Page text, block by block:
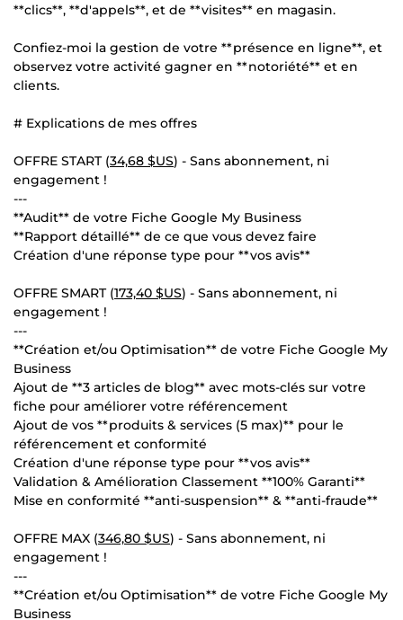
**clics**, **d'appels**, et de **visites** en magasin.
Confiez-moi la gestion de votre **présence en ligne**, et
observez votre activité gagner en **notoriété** et en
clients.
# Explications de mes offres
OFFRE START (34,68 $US) - Sans abonnement, ni
engagement !
---
**Audit** de votre Fiche Google My Business
**Rapport détaillé** de ce que vous devez faire
Création d'une réponse type pour **vos avis**
OFFRE SMART (173,40 $US) - Sans abonnement, ni
engagement !
---
**Création et/ou Optimisation** de votre Fiche Google My
Business
Ajout de **3 articles de blog** avec mots-clés sur votre
fiche pour améliorer votre référencement
Ajout de vos **produits & services (5 max)** pour le
référencement et conformité
Création d'une réponse type pour **vos avis**
Validation & Amélioration Classement **100% Garanti**
Mise en conformité **anti-suspension** & **anti-fraude**
OFFRE MAX (346,80 $US) - Sans abonnement, ni
engagement !
---
**Création et/ou Optimisation** de votre Fiche Google My
Business